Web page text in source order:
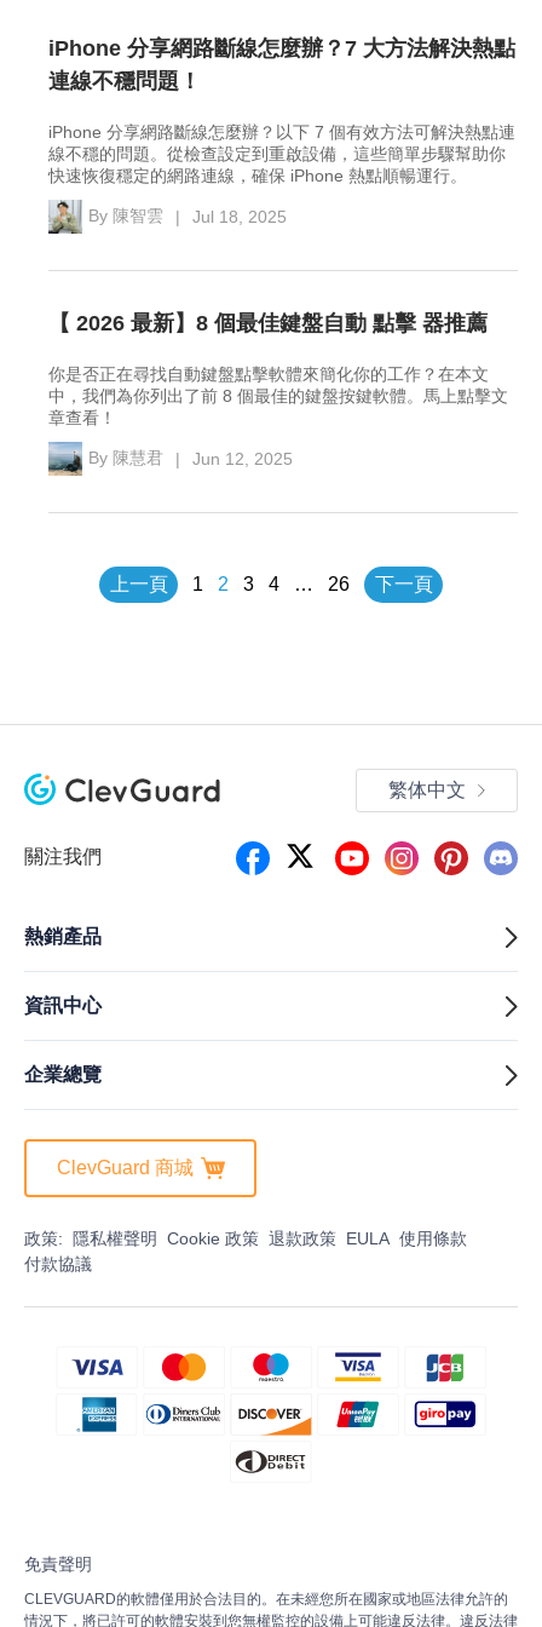
iPhone 分享網路斷線怎麼辦？7 大方法解決熱點
連線不穩問題！
iPhone 分享網路斷線怎麼辦？以下 7 個有效方法可解決熱點連
線不穩的問題。從檢查設定到重啟設備，這些簡單步驟幫助你
快速恢復穩定的網路連線，確保 iPhone 熱點順暢運行。
By 陳智雲 | Jul 18, 2025
【 2026 最新】8 個最佳鍵盤自動 點擊 器推薦
你是否正在尋找自動鍵盤點擊軟體來簡化你的工作？在本文
中，我們為你列出了前 8 個最佳的鍵盤按鍵軟體。馬上點擊文
章查看！
By 陳慧君 | Jun 12, 2025
上一頁 1 2 3 4 … 26 下一頁
關注我們
繁体中文
熱銷產品
資訊中心
企業總覽
ClevGuard 商城
政策: 隱私權聲明 Cookie 政策 退款政策 EULA 使用條款
付款協議
免責聲明
CLEVGUARD的軟體僅用於合法目的。在未經您所在國家或地區法律允許的
情況下，將已許可的軟體安裝到您無權監控的設備上可能違反法律。違反法律